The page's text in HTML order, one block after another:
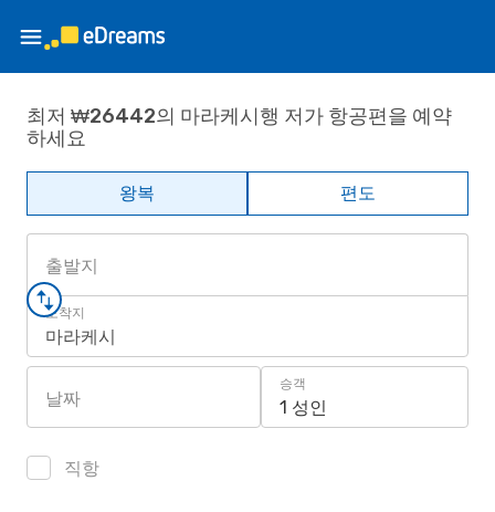
최저 ₩26442의 마라케시행 저가 항공편을 예약
하세요
왕복 편도
출발지
도착지
마라케시
날짜
승객
1 성인
직항